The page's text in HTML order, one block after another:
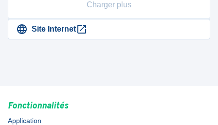
Charger plus
Site Internet
Fonctionnalités
Application